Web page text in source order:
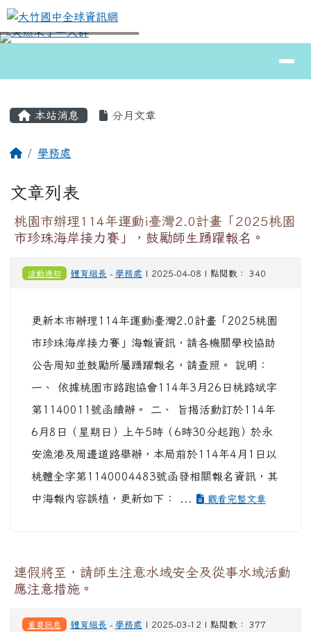
跳至主內容區
大竹國中全球資訊網
⏸
本站消息 分月文章
回首頁學務處
文章列表
桃園市辦理114年運動i臺灣2.0計畫「2025桃園
市珍珠海岸接力賽」，鼓勵師生踴躍報名。
活動通知 體育組長 - 學務處 | 2025-04-08 | 點閱數： 340
更新本市辦理114年運動i臺灣2.0計畫「2025桃園
市珍珠海岸接力賽」海報資訊，請各機關學校協助
公告周知並鼓勵所屬踴躍報名，請查照。 說明：
一、 依據桃園市路跑協會114年3月26日桃路斌字
第1140011號函續辦。 二、 旨揭活動訂於114年
6月8日（星期日）上午5時（6時30分起跑）於永
安漁港及周邊道路舉辦，本局前於114年4月1日以
桃體全字第1140004483號函發相關報名資訊，其
中海報內容誤植，更新如下： ...
觀看完整文章
連假將至，請師生注意水域安全及從事水域活動
應注意措施。
重要訊息 體育組長 - 學務處 | 2025-03-12 | 點閱數： 377